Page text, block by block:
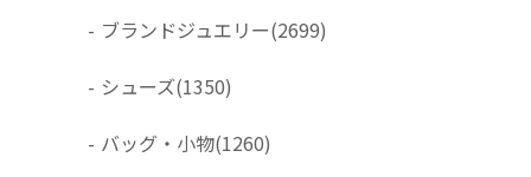
- ブランドジュエリー(2699)
- シューズ(1350)
- バッグ・小物(1260)